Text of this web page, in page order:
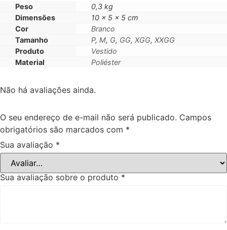
Peso
0,3 kg
Dimensões
10 × 5 × 5 cm
Cor
Branco
Tamanho
P, M, G, GG, XGG, XXGG
Produto
Vestido
Material
Poliéster
Não há avaliações ainda.
O seu endereço de e-mail não será publicado. Campos
obrigatórios são marcados com *
Sua avaliação *
Sua avaliação sobre o produto *